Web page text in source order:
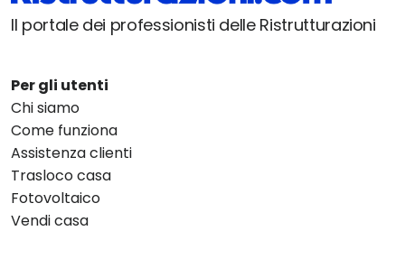
Il portale dei professionisti delle Ristrutturazioni
Per gli utenti
Chi siamo
Come funziona
Assistenza clienti
Trasloco casa
Fotovoltaico
Vendi casa